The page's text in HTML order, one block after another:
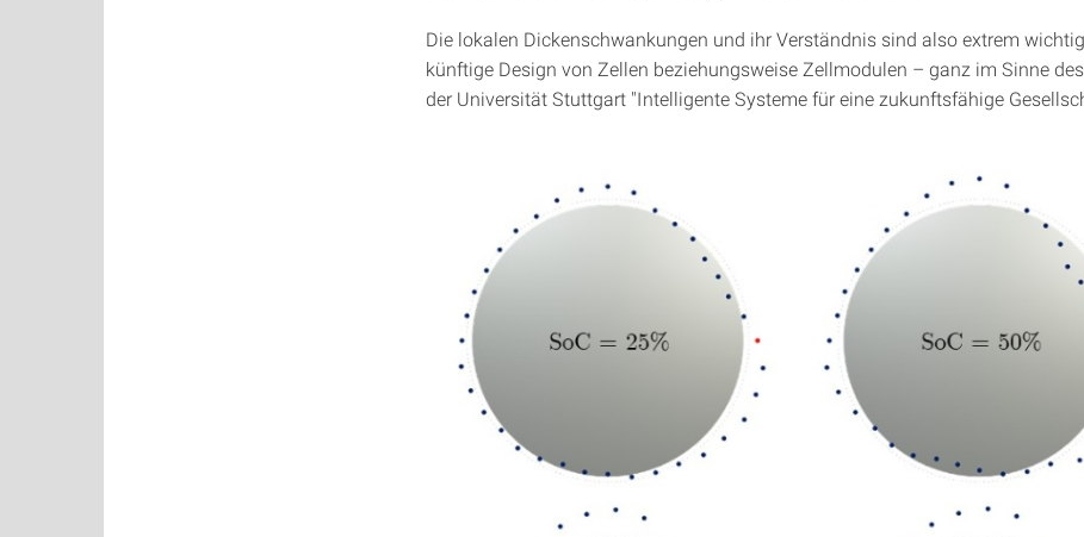
Die lokalen Dickenschwankungen und ihr Verständnis sind also extrem
künftige Design von Zellen beziehungsweise Zellmodulen – ganz im Sinne
der Universität Stuttgart "Intelligente Systeme für eine zukunftsfähige